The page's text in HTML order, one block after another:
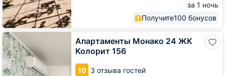
за 1 ночь
Получите100 бонусов
Апартаменты Монако 24 ЖК
Колорит 156
10 3 отзыва гостей
Апартаменты
Монако
24
ЖК
Колорит